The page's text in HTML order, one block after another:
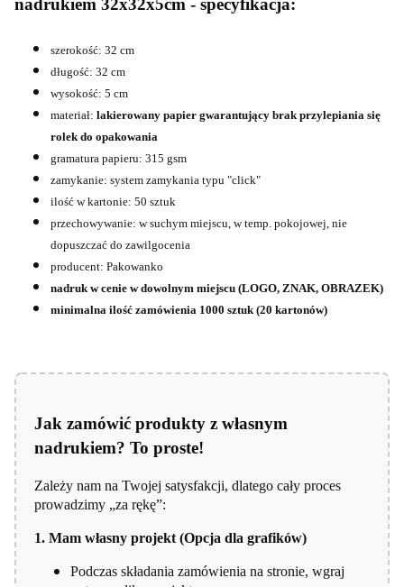
nadrukiem 32x32x5cm - specyfikacja:
szerokość: 32 cm
długość: 32 cm
wysokość: 5 cm
materiał: lakierowany papier gwarantujący brak przylepiania się
rolek do opakowania
gramatura papieru: 315 gsm
zamykanie: system zamykania typu "click"
ilość w kartonie: 50 sztuk
przechowywanie: w suchym miejscu, w temp. pokojowej, nie
dopuszczać do zawilgocenia
producent: Pakowanko
nadruk w cenie w dowolnym miejscu (LOGO, ZNAK, OBRAZEK)
minimalna ilość zamówienia 1000 sztuk (20 kartonów)
Jak zamówić produkty z własnym
nadrukiem? To proste!
Zależy nam na Twojej satysfakcji, dlatego cały proces
prowadzimy „za rękę”:
1. Mam własny projekt (Opcja dla grafików)
Podczas składania zamówienia na stronie, wgraj